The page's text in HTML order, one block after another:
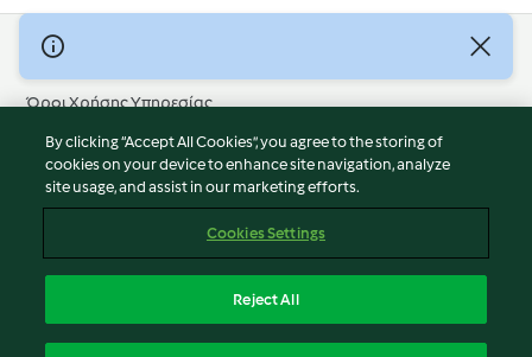
© Πνευματικά Δικαιώματα 2026
Όροι Χρήσης Υπηρεσίας
Πολιτική Απορρήτου
Δήλωση Αποποίησης Ευθύνης
Διαχειριστής ιστοσελίδας
Περιεχόμενο αναφοράς
Δήλωση προσβασιμότητας
By clicking “Accept All Cookies”, you agree to the storing of
cookies on your device to enhance site navigation, analyze
site usage, and assist in our marketing efforts.
Cookies Settings
Reject All